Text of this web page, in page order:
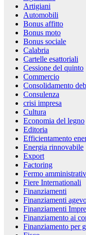
Artigiani
Automobili
Bonus affitto
Bonus moto
Bonus sociale
Calabria
Cartelle esattoriali
Cessione del quinto
Commercio
Consolidamento
Consulenza
crisi impresa
Cultura
Economia del legno
Editoria
Efficientamento
Energia rinnovabile
Export
Factoring
Fermo
Fiere Internationali
Finanziamenti
Finanziamenti
Finanziamenti
Finanziamento ai
Finanziamento per